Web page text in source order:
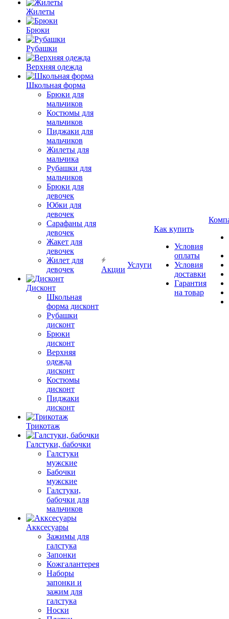
Жилеты
Брюки
Рубашки
Верхняя одежда
Школьная форма
Брюки для
мальчиков
Костюмы для
мальчиков
Пиджаки для
мальчиков
Жилеты для
мальчика
Рубашки для
мальчиков
Брюки для
девочек
Юбки для
девочек
Сарафаны для
девочек
Жакет для
девочек
Жилет для
девочек
Дисконт
Школьная
форма дисконт
Рубашки
дисконт
Брюки
дисконт
Верхняя
одежда
дисконт
Костюмы
дисконт
Пиджаки
дисконт
Трикотаж
Галстуки, бабочки
Галстуки
мужские
Бабочки
мужские
Галстуки,
бабочки для
мальчиков
Акксесуары
Зажимы для
галстука
Запонки
Кожгалантерея
Наборы
запонки и
зажим для
галстука
Носки
Акции
Услуги
Как купить
Условия
оплаты
Условия
доставки
Гарантия
на товар